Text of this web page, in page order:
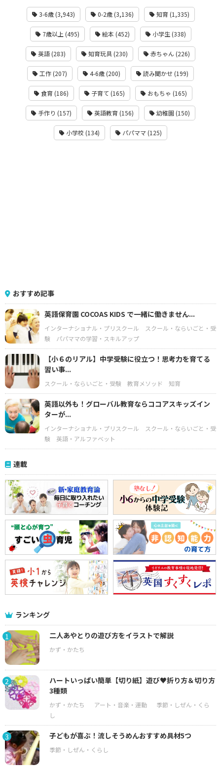
3-6歳 (3,943) 0-2歳 (3,136) 知育 (1,335)
7歳以上 (495) 絵本 (452) 小学生 (338)
英語 (283) 知育玩具 (230) 赤ちゃん (226)
工作 (207) 4-6歳 (200) 読み聞かせ (199)
食育 (186) 子育て (165) おもちゃ (165)
手作り (157) 英語教育 (156) 幼稚園 (150)
小学校 (134) パパママ (125)
おすすめ記事
英語保育園 COCOAS KIDS で一緒に働きません...
インターナショナル・プリスクール
スクール・ならいごと・受
験
パパママの学習・スキルアップ
【小６のリアル】中学受験に役立つ！思考力を育てる
習い事...
スクール・ならいごと・受験 教育メソッド 知育
英語以外も！グローバル教育ならココアスキッズイン
ターが...
インターナショナル・プリスクール
スクール・ならいごと・受
験
英語・アルファベット
連載
ランキング
1 二人あやとりの遊び方をイラストで解説
2
ハートいっぱい簡単【切り紙】遊び♥折り方＆切り方
3種類
3 子どもが喜ぶ！流しそうめんおすすめ具材5つ